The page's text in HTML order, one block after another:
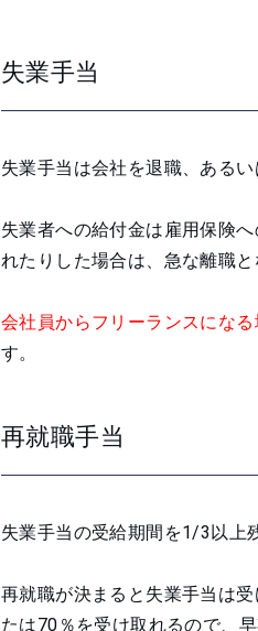
失業手当
失業手当は会社を退職、ある
失業者への給付金は雇用保険
れたりした場合は、急な離職
会社員からフリーランスにな
す。
再就職手当
失業手当の受給期間を1/3以上
再就職が決まると失業手当は
たは70％を受け取れるので、